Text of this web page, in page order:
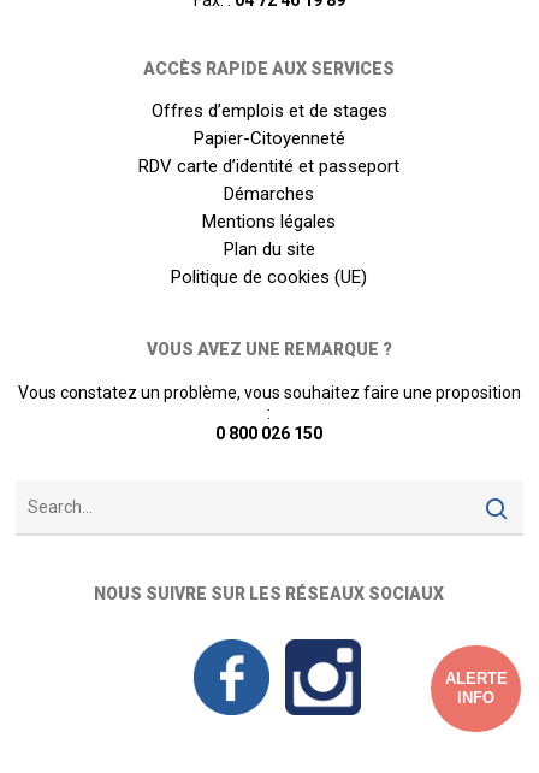
ACCÈS RAPIDE AUX SERVICES
Offres d’emplois et de stages
Papier-Citoyenneté
RDV carte d’identité et passeport
Démarches
Mentions légales
Plan du site
Politique de cookies (UE)
VOUS AVEZ UNE REMARQUE ?
Vous constatez un problème, vous souhaitez faire une proposition
:
0 800 026 150
NOUS SUIVRE SUR LES RÉSEAUX SOCIAUX
ALERTE
INFO